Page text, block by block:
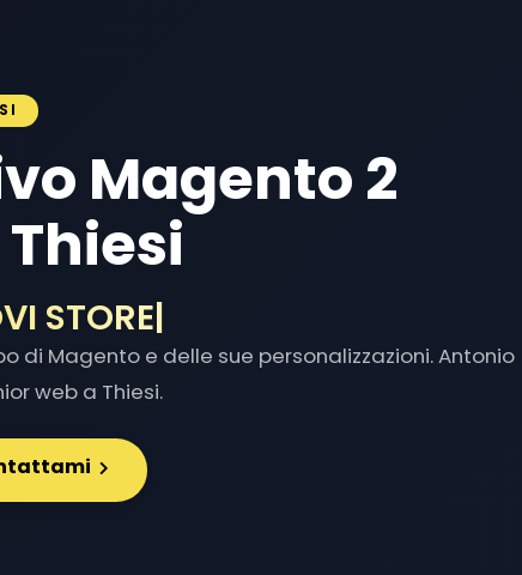
Magento 2
di Magento e delle sue personalizzazioni. Antonio
web a Thiesi.